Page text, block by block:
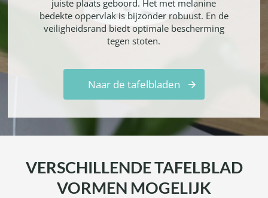
juiste plaats geboord. Het met melanine
bedekte oppervlak is bijzonder robuust. En de
veiligheidsrand biedt optimale bescherming
tegen stoten.
Naar de tafelbladen
VERSCHILLENDE TAFELBLAD
VORMEN MOGELIJK